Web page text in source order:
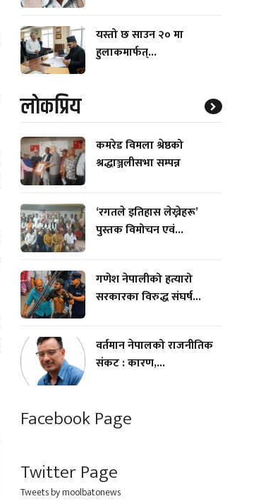
यस्तो छ साउन २० मा
हुलाकमार्फत्...
लाेकप्रिय
कमरेड विमला श्रेष्ठको
श्रद्धाञ्जलीसभा सम्पन्न
‘रगतले इतिहास लेख्नेहरू’
पुस्तक विमोचन एवं...
गणेश नेपालीको हत्यारो
सरकारका विरुद्ध संघर्ष...
वर्तमान नेपालको राजनीतिक
संकट : कारण,...
Facebook Page
Twitter Page
Tweets by moolbatonews